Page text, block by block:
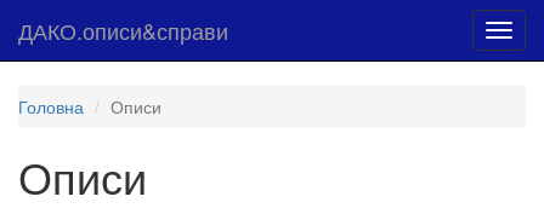
ДАКО.описи&справи
Головна Описи
Описи